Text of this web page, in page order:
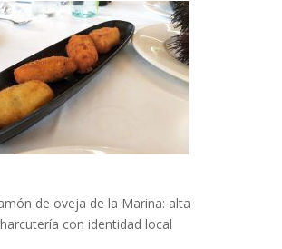
de oveja de la Marina: alta
con identidad local